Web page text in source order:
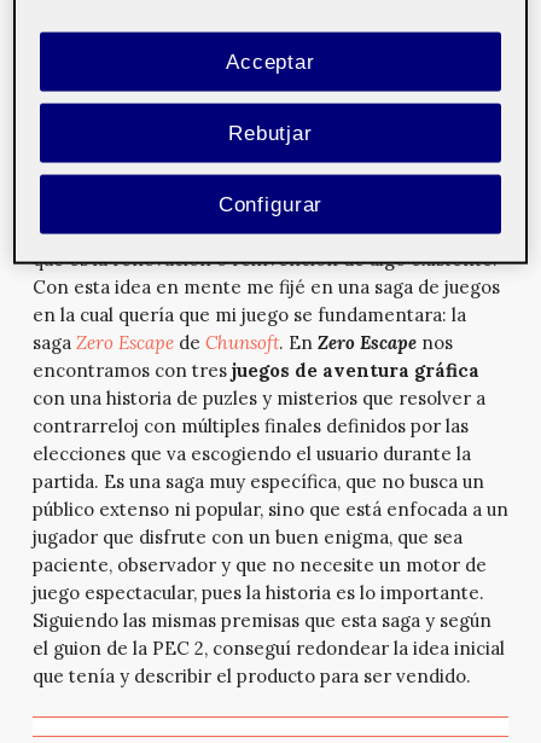
producto real y resultara atractiva era otra historia.
¿Cómo explicar en tan solo una página un concepto de
juego y que el que lo lea quiera comprarlo? Ese era el
primer reto y lo afronté como siempre he sabido,
aprendiendo primero de los maestros. Y es que lo mío
fue basarme en videojuegos de éxito del mismo
género en el que se fundamentaba el mío, puesto que
creo que la originalidad no existe en sí misma, sino
que es la renovación o reinvención de algo existente.
Con esta idea en mente me fijé en una saga de juegos
en la cual quería que mi juego se fundamentara: la
saga Zero Escapede Chunsoft. En Zero Escapenos
encontramos con tresjuegos de aventura gráfica
con una historia de puzles y misterios que resolver a
contrarreloj con múltiples finales definidos por las
elecciones que va escogiendo el usuario durante la
partida. Es una saga muy específica, que no busca un
público extenso ni popular, sino que está enfocada a un
jugador que disfrute con un buen enigma, que sea
paciente, observador y que no necesite un motor de
juego espectacular, pues la historia es lo importante.
Siguiendo las mismas premisas que esta saga y según
el guion de la PEC 2, conseguí redondear la idea inicial
que tenía y describir el producto para ser vendido.
Rebutjar
Acceptar
Configurar